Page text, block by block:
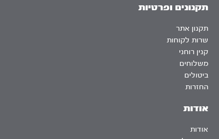
אודות
אודות
תקנונים ופרטיות
תקנון אתר
שרות לקוחות
קנין רוחני
משלוחים
ביטולים
החזרות